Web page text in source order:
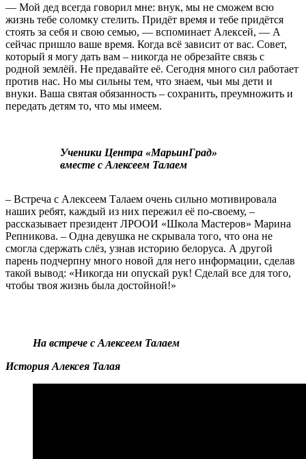
— Мой дед всегда говорил мне: внук, мы не сможем всю
жизнь тебе соломку стелить. Придёт время и тебе придётся
стоять за себя и свою семью, — вспоминает Алексей, — А
сейчас пришло ваше время. Когда всё зависит от вас. Совет,
который я могу дать вам – никогда не обрезайте связь с
родной землёй. Не предавайте её. Сегодня много сил работает
против нас. Но мы сильны тем, что знаем, чьи мы дети и
внуки. Ваша святая обязанность – сохранить, преумножить и
передать детям то, что мы имеем.
Ученики Центра «МарьинГрад»
вместе с Алексеем Талаем
– Встреча с Алексеем Талаем очень сильно мотивировала
наших ребят, каждый из них пережил её по-своему, –
рассказывает президент ЛРООИ «Школа Мастеров» Марина
Репникова. – Одна девушка не скрывала того, что она не
смогла сдержать слёз, узнав историю белоруса. А другой
парень подчерпну много новой для него информации, сделав
такой вывод: «Никогда ни опускай рук! Сделай все для того,
чтобы твоя жизнь была достойной!»
На встрече с Алексеем Талаем
История Алексея Талая